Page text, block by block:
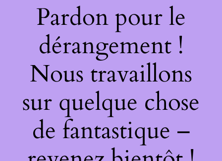
Pardon pour le
dérangement !
Nous travaillons
sur quelque chose
de fantastique –